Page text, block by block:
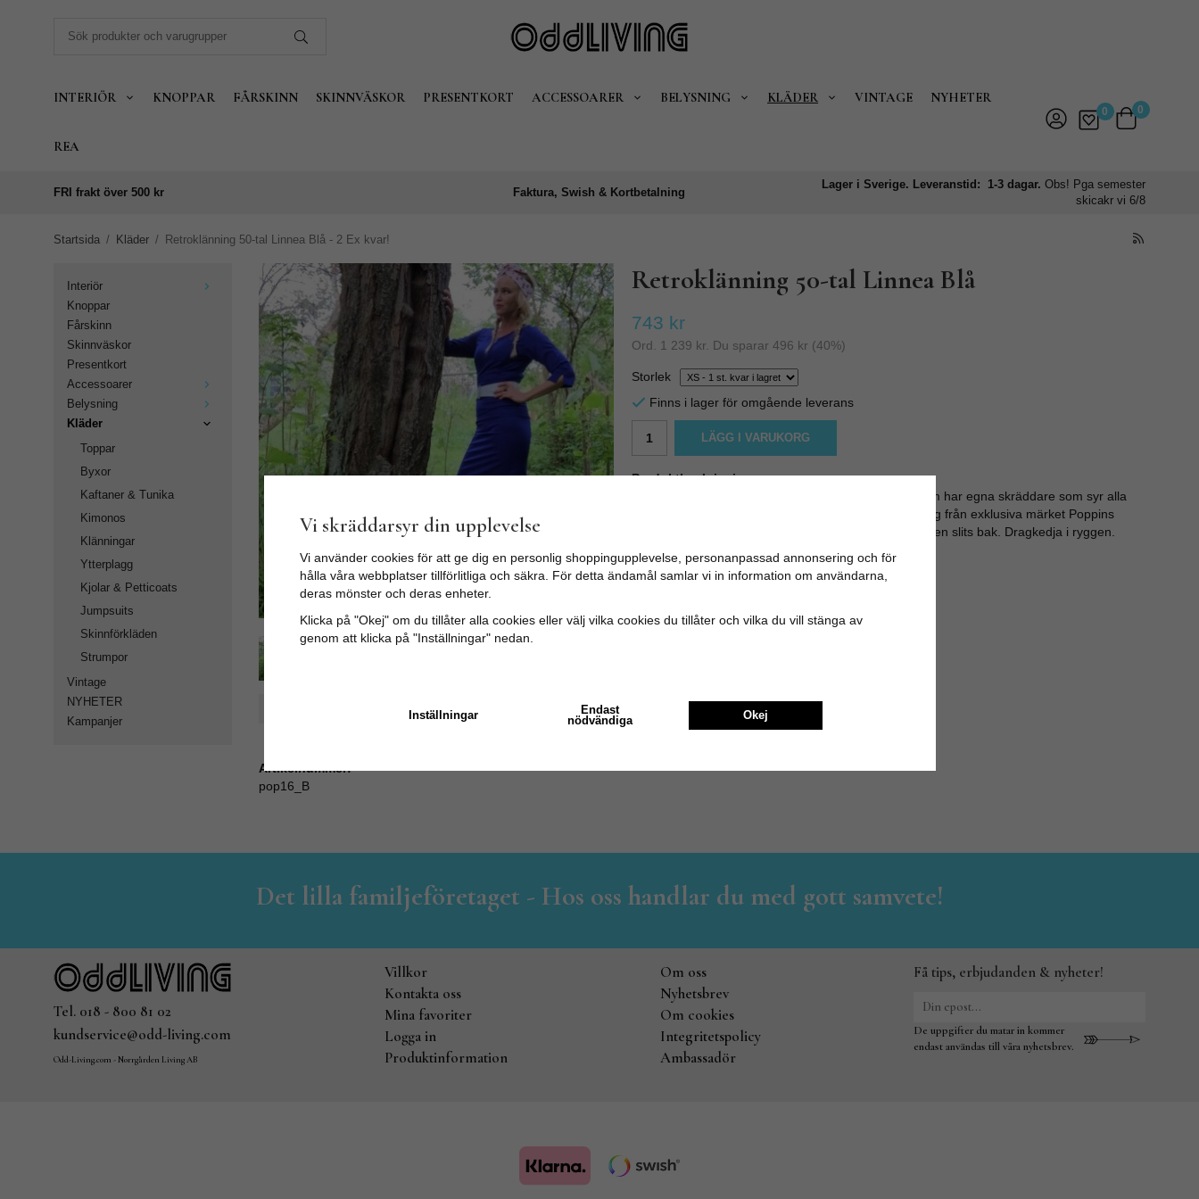
INTERIÖR KNOPPAR FÅRSKINN SKINNVÄSKOR PRESENTKORT ACCESSOARER BELYSNING KLÄDER VINTAGE NYHETER
REA
0 0
FRI frakt över 500 kr Faktura, Swish & Kortbetalning
Lager i Sverige. Leveranstid: 1-3 dagar.Obs! Pga semester
skicakr vi 6/8
Startsida / Kläder / Retroklänning 50-tal Linnea Blå - 2 Ex kvar!
Interiör
Knoppar
Fårskinn
Skinnväskor
Presentkort
Accessoarer
Belysning
Kläder
Toppar
Byxor
Kaftaner & Tunika
Kimonos
Klänningar
Ytterplagg
Kjolar & Petticoats
Jumpsuits
Skinnförkläden
Strumpor
Vintage
NYHETER
Kampanjer
Retroklänning 50-tal Linnea Blå
743 kr
Ord. 1 239 kr. Du sparar 496 kr (40%)
Storlek
Finns i lager för omgående leverans
LÄGG I VARUKORG
Produktbeskrivning:
Retroklänning 50-tal Linnea från Poppins Clothing som har egna skräddare som syr alla
plagg på egen symaskin. Elegant och klassisk klänning från exklusiva märket Poppins
Clothing! Perfekt både på jobb och fest. 3/4 arm med en slits bak. Dragkedja i ryggen.
Något stretchig för en perfekt passform.
Material: 60 % bomull. 37 % polyester. 3 % spandex
Artikelnummer:
pop16_B
Det lilla familjeföretaget - Hos oss handlar du med gott samvete!
Tel. 018 - 800 81 02
kundservice@odd-living.com
Odd-Living.com - Norrgården Living AB
Villkor
Kontakta oss
Mina favoriter
Logga in
Produktinformation
Om oss
Nyhetsbrev
Om cookies
Integritetspolicy
Ambassadör
Få tips, erbjudanden & nyheter!
De uppgifter du matar in kommer
endast användas till våra nyhetsbrev.
Vi skräddarsyr din upplevelse
Vi använder cookies för att ge dig en personlig shoppingupplevelse, personanpassad annonsering och för
hålla våra webbplatser tillförlitliga och säkra. För detta ändamål samlar vi in information om användarna,
deras mönster och deras enheter.
Klicka på "Okej" om du tillåter alla cookies eller välj vilka cookies du tillåter och vilka du vill stänga av
genom att klicka på "Inställningar" nedan.
Inställningar
Endast
nödvändiga
Okej